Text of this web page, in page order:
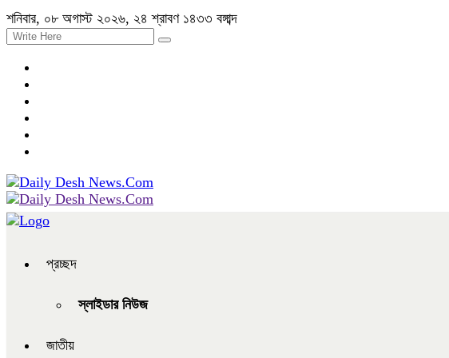
শনিবার, ০৮ অগাস্ট ২০২৬, ২৪ শ্রাবণ ১৪৩৩ বঙ্গাব্দ
প্রচ্ছদ
স্লাইডার নিউজ
জাতীয়